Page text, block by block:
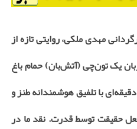
مهدی ملکی، روایتی تازه از
یک تون‌چی (آتش‌بان) حمام باغ
شاه بیان می‌شود. این نمایش ۵۵ دقیقه‌ای با تلفیق هوشمندانه طنز و
حقیقت توسط قدرت. نقد ما در